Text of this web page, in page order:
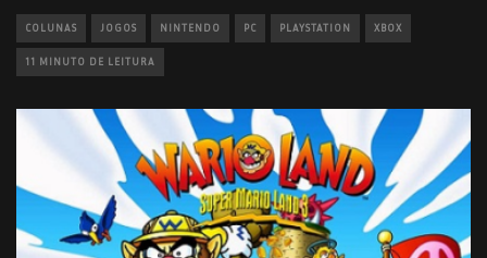
COLUNAS JOGOS NINTENDO PC PLAYSTATION XBOX
11 MINUTO DE LEITURA